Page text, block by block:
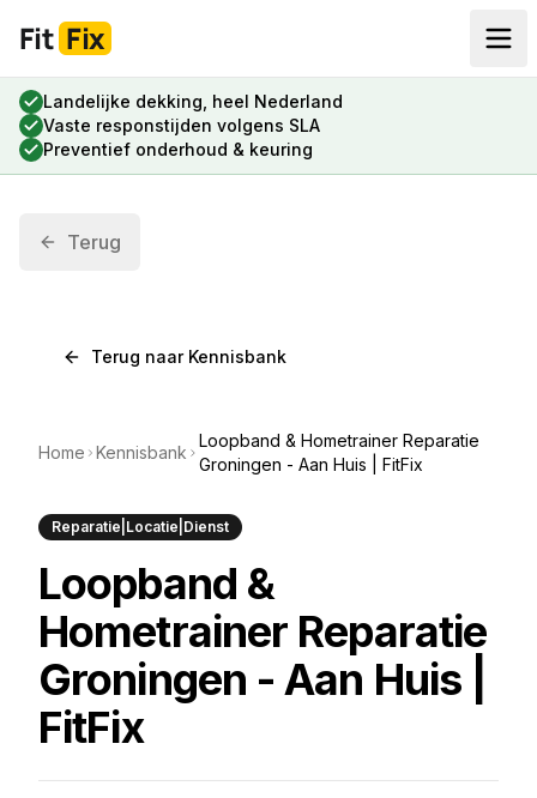
Fit Fix
Landelijke dekking, heel Nederland
Vaste responstijden volgens SLA
Preventief onderhoud & keuring
Terug
Terug naar Kennisbank
Home Kennisbank
Loopband & Hometrainer Reparatie
Groningen - Aan Huis | FitFix
Reparatie|Locatie|Dienst
Loopband &
Hometrainer Reparatie
Groningen - Aan Huis |
FitFix